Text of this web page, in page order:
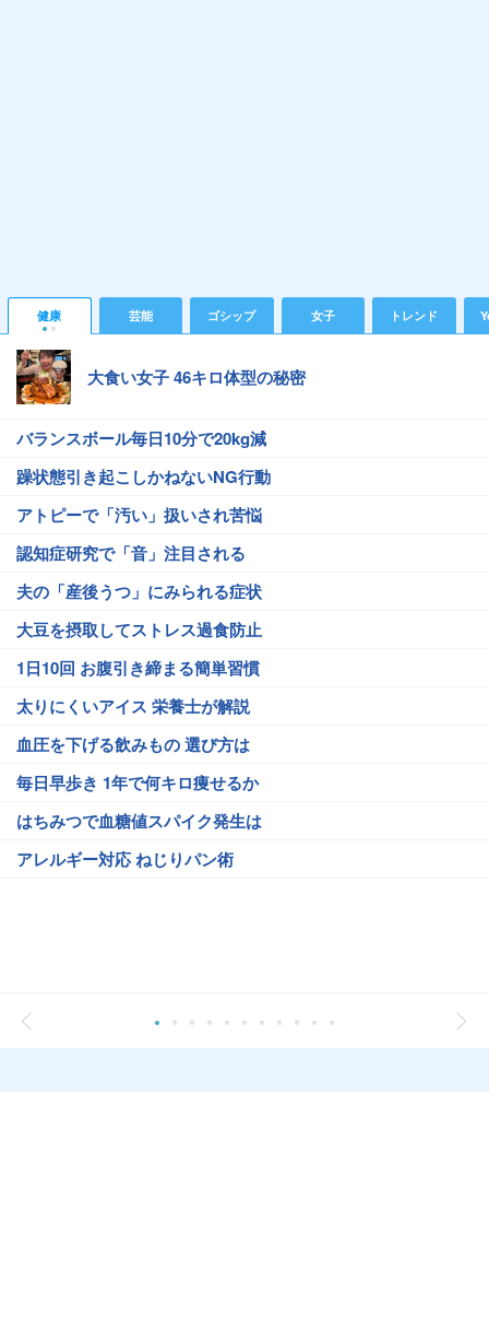
健康 芸能 ゴシップ 女子 トレンド
大食い女子 46キロ体型の秘密
バランスボール毎日10分で20kg減
躁状態引き起こしかねないNG行動
アトピーで「汚い」扱いされ苦悩
認知症研究で「音」注目される
夫の「産後うつ」にみられる症状
大豆を摂取してストレス過食防止
1日10回 お腹引き締まる簡単習慣
太りにくいアイス 栄養士が解説
血圧を下げる飲みもの 選び方は
毎日早歩き 1年で何キロ痩せるか
はちみつで血糖値スパイク発生は
アレルギー対応 ねじりパン術